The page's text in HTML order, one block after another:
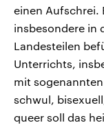
einen Aufschrei.
insbesondere in
Landesteilen
Unterrichts,
mit
schwul,
queer soll das